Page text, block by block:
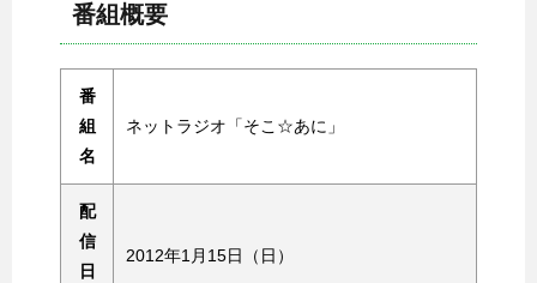
番組概要
番
組
名
ネットラジオ「そこ☆あに」
配
信
日
2012年1月15日（日）